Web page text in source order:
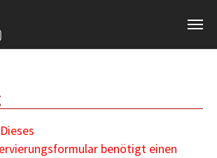
Dieses
benötigt einen